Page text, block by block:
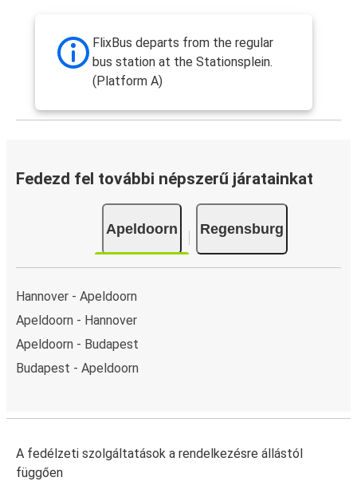
FlixBus departs from the regular
bus station at the Stationsplein.
(Platform A)
Fedezd fel további népszerű járatainkat
Apeldoorn Regensburg
Hannover - Apeldoorn
Apeldoorn - Hannover
Apeldoorn - Budapest
Budapest - Apeldoorn
A fedélzeti szolgáltatások a rendelkezésre állástól
függően